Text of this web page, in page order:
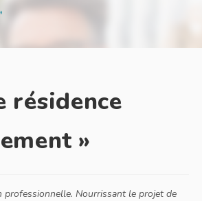
résidence
»
professionnelle. Nourrissant le projet de